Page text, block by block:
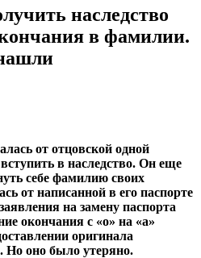
наследство
в фамилии.
от отцовской одной
в наследство. Он еще
себе фамилию своих
от написанной в его паспорте
на замену паспорта
окончания с «о» на «а»
оригинала
Но оно было утеряно.